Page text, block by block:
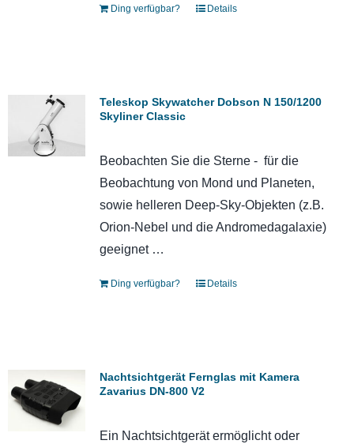
Ding verfügbar? Details
Teleskop Skywatcher Dobson N 150/1200
Skyliner Classic
Beobachten Sie die Sterne - für die
Beobachtung von Mond und Planeten,
sowie helleren Deep-Sky-Objekten (z.B.
Orion-Nebel und die Andromedagalaxie)
geeignet …
Ding verfügbar? Details
Nachtsichtgerät Fernglas mit Kamera
Zavarius DN-800 V2
Ein Nachtsichtgerät ermöglicht oder